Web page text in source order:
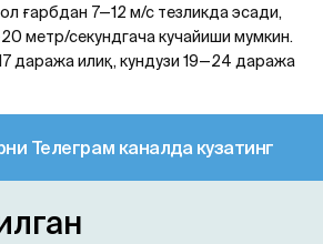
ғарбдан 7—12 м/с тезликда эсади,
метр/секундгача кучайиши мумкин.
даража илиқ, кундузи 19—24 даража
Телеграм каналда кузатинг